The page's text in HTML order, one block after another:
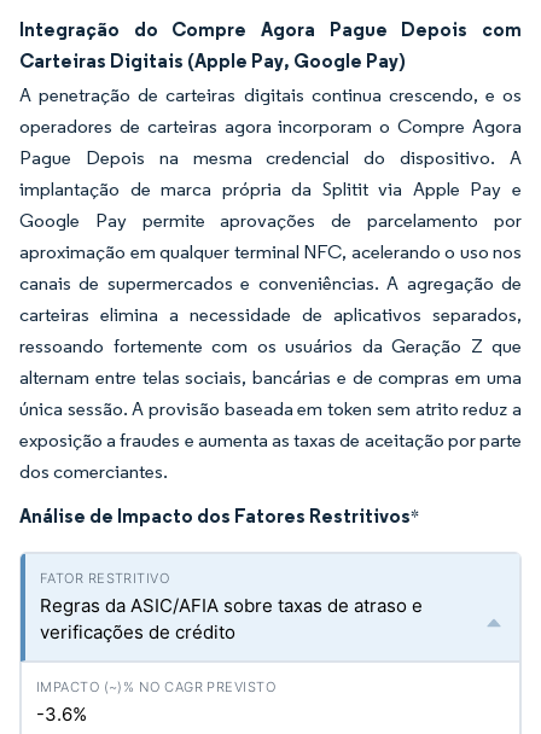
Integração do Compre Agora Pague Depois com
Carteiras Digitais (Apple Pay, Google Pay)
A penetração de carteiras digitais continua crescendo, e os
operadores de carteiras agora incorporam o Compre Agora
Pague Depois na mesma credencial do dispositivo. A
implantação de marca própria da Splitit via Apple Pay e
Google Pay permite aprovações de parcelamento por
aproximação em qualquer terminal NFC, acelerando o uso nos
canais de supermercados e conveniências. A agregação de
carteiras elimina a necessidade de aplicativos separados,
ressoando fortemente com os usuários da Geração Z que
alternam entre telas sociais, bancárias e de compras em uma
única sessão. A provisão baseada em token sem atrito reduz a
exposição a fraudes e aumenta as taxas de aceitação por parte
dos comerciantes.
Análise de Impacto dos Fatores Restritivos*
Regras da ASIC/AFIA sobre taxas de atraso e
verificações de crédito
-3.6%